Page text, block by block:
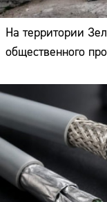
На территории
общественного